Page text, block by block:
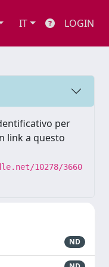
IT LOGIN
per
link a questo
10278/3660
ND